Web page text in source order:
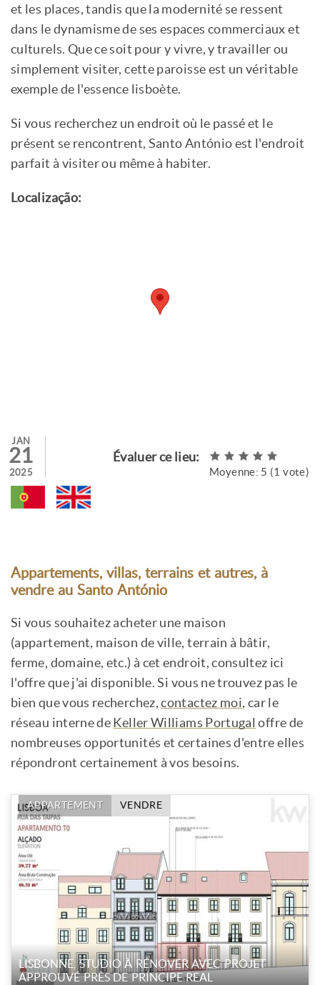
et les places, tandis que la modernité se ressent
dans le dynamisme de ses espaces commerciaux et
culturels. Que ce soit pour y vivre, y travailler ou
simplement visiter, cette paroisse est un véritable
exemple de l'essence lisboète.
Si vous recherchez un endroit où le passé et le
présent se rencontrent, Santo António est l'endroit
parfait à visiter ou même à habiter.
Localização:
Évaluer ce lieu:
Moyenne: 5 (1 vote)
JAN
21
2025
Appartements, villas, terrains et autres, à
vendre au Santo António
Si vous souhaitez acheter une maison
(appartement, maison de ville, terrain à bâtir,
ferme, domaine, etc.) à cet endroit, consultez ici
l'offre que j'ai disponible. Si vous ne trouvez pas le
bien que vous recherchez,contactez moi, car le
réseau interne de Keller Williams Portugal offre de
nombreuses opportunités et certaines d'entre elles
répondront certainement à vos besoins.
APPARTEMENT VENDRE
LISBONNE, STUDIO À RÉNOVER AVEC PROJET
APPROUVÉ PRÈS DE PRÍNCIPE REAL